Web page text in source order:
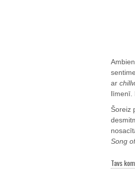
ar
līmenī.
Šoreiz
Song
Tavs